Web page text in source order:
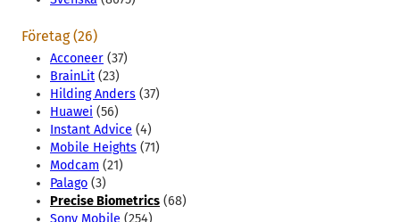
Företag (26)
Acconeer (37)
BrainLit (23)
Hilding Anders (37)
Huawei (56)
Instant Advice (4)
Mobile Heights (71)
Modcam (21)
Palago (3)
Precise Biometrics (68)
Sony Mobile (254)